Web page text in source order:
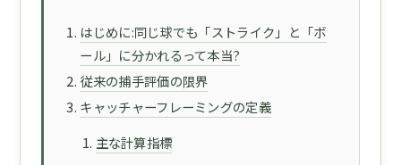
はじめに:同じ球でも「ストライク」と「ボ
ール」に分かれるって本当?
従来の捕手評価の限界
キャッチャーフレーミングの定義
主な計算指標